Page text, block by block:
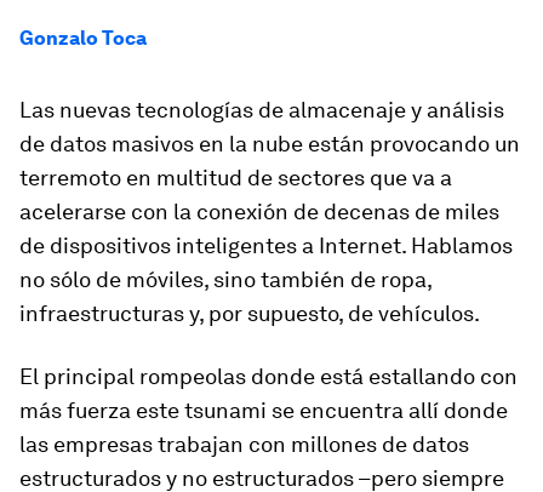
Gonzalo Toca
Las nuevas tecnologías de almacenaje y análisis
de datos masivos en la nube están provocando un
terremoto en multitud de sectores que va a
acelerarse con la conexión de decenas de miles
de dispositivos inteligentes a Internet. Hablamos
no sólo de móviles, sino también de ropa,
infraestructuras y, por supuesto, de vehículos.
El principal rompeolas donde está estallando con
más fuerza estetsunami se encuentra allí donde
las empresas trabajan con millones de datos
estructurados y no estructurados –pero siempre